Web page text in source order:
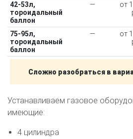
42-53л,
тороидальный
баллон
—
от
75-95л,
тороидальный
баллон
—
от
Сложно разобраться в
Устанавливаем газовое
имеющие:
4 цилиндра